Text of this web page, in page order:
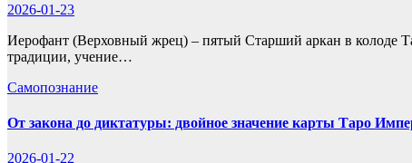
2026-01-23
Иерофант (Верховный жрец) – пятый Старший аркан в колоде
традиции, учение…
Самопознание
От закона до диктатуры: двойное значение карты Таро
2026-01-22